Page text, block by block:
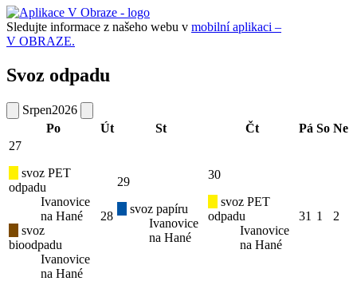
Sledujte informace z našeho webu v mobilní aplikaci –
V OBRAZE.
Svoz odpadu
Srpen2026
Po
Út St Čt Pá So Ne
27
svoz PET
odpadu
Ivanovice
na Hané
svoz
bioodpadu
Ivanovice
na Hané
28
29
svoz papíru
Ivanovice
na Hané
30
svoz PET
odpadu
Ivanovice
na Hané
31 1 2